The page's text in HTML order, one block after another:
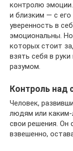
контролю
и близким — с
уверенность в
эмоциональны.
которых стоит
взять себя в
разумом.
Контроль над
Человек,
людям или каким-
свои решения. Он
взвешенно,